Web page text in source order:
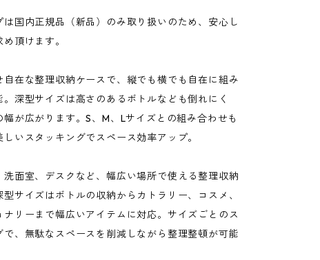
は国内正規品（新品）のみ取り扱いのため、安心し
頂けます。
自在な整理収納ケースで、縦でも横でも自在に組み
。深型サイズは高さのあるボトルなども倒れにく
幅が広がります。S、M、Lサイズとの組み合わせも
いスタッキングでスペース効率アップ。
洗面室、デスクなど、幅広い場所で使える整理収納
型サイズはボトルの収納からカトラリー、コスメ、
ナリーまで幅広いアイテムに対応。サイズごとのス
で、無駄なスペースを削減しながら整理整頓が可能